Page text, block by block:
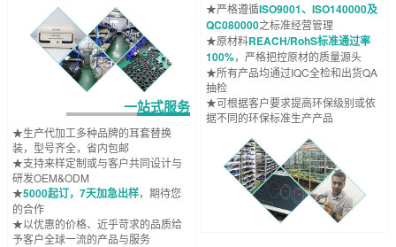
一站式服务
★生产代加工多种品牌的耳套替换
装，型号齐全，省内包邮
★支持来样定制或与客户共同设计与
研发OEM&ODM
★5000起订，7天加急出样，期待您
的合作
★以优惠的价格、近乎苛求的品质给
予客户全球一流的产品与服务
★严格遵循ISO9001、ISO140000及
QC080000之标准经营管理
★原材料REACH/RohS标准通过率
100%，严格把控原材的质量源头
★所有产品均通过IQC全检和出货QA
抽检
★可根据客户要求提高环保级别或依
据不同的环保标准生产产品